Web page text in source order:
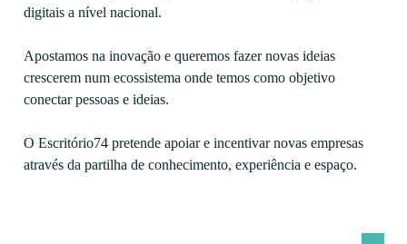
digitais a nível nacional.
Apostamos na inovação e queremos fazer novas ideias
crescerem num ecossistema onde temos como objetivo
conectar pessoas e ideias.
O Escritório74 pretende apoiar e incentivar novas empresas
através da partilha de conhecimento, experiência e espaço.